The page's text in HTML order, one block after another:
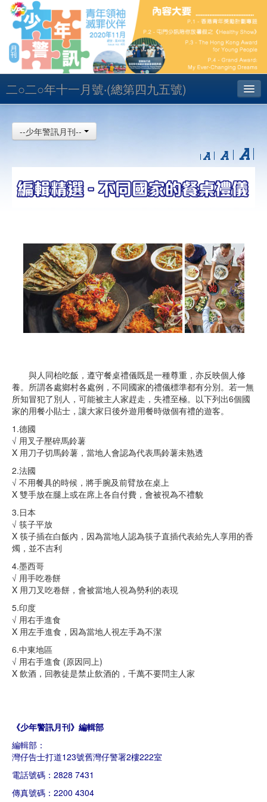
二○二○年十一月號‧(總第四九五號)
昔日少訊
English
--少年警訊月刊--
與人同枱吃飯，遵守餐桌禮儀既是一種尊重，亦反映個人修
養。所謂各處鄉村各處例，不同國家的禮儀標準都有分別。若一無
所知冒犯了別人，可能被主人家趕走，失禮至極。以下列出6個國
家的用餐小貼士，讓大家日後外遊用餐時做個有禮的遊客。
1.德國
√ 用叉子壓碎馬鈴薯
X 用刀子切馬鈴薯，當地人會認為代表馬鈴薯未熟透
2.法國
√ 不用餐具的時候，將手腕及前臂放在桌上
X 雙手放在腿上或在席上各自付費，會被視為不禮貌
3.日本
√ 筷子平放
X 筷子插在白飯內，因為當地人認為筷子直插代表給先人享用的香
燭，並不吉利
4.墨西哥
√ 用手吃卷餅
X 用刀叉吃卷餅，會被當地人視為勢利的表現
5.印度
√ 用右手進食
X 用左手進食，因為當地人視左手為不潔
6.中東地區
√ 用右手進食 (原因同上)
X 飲酒，回教徒是禁止飲酒的，千萬不要問主人家
《少年警訊月刊》編輯部
編輯部：
灣仔告士打道123號舊灣仔警署2樓222室
電話號碼：2828 7431
傳真號碼：2200 4304